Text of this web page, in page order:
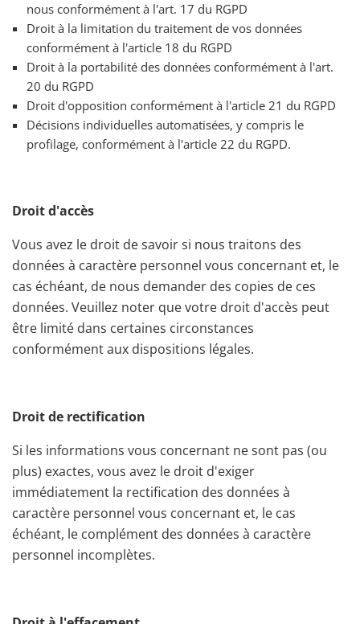
nous conformément à l'art. 17 du RGPD
Droit à la limitation du traitement de vos données
conformément à l'article 18 du RGPD
Droit à la portabilité des données conformément à l'art.
20 du RGPD
Droit d'opposition conformément à l'article 21 du RGPD
Décisions individuelles automatisées, y compris le
profilage, conformément à l'article 22 du RGPD.
Droit d'accès
Vous avez le droit de savoir si nous traitons des
données à caractère personnel vous concernant et, le
cas échéant, de nous demander des copies de ces
données. Veuillez noter que votre droit d'accès peut
être limité dans certaines circonstances
conformément aux dispositions légales.
Droit de rectification
Si les informations vous concernant ne sont pas (ou
plus) exactes, vous avez le droit d'exiger
immédiatement la rectification des données à
caractère personnel vous concernant et, le cas
échéant, le complément des données à caractère
personnel incomplètes.